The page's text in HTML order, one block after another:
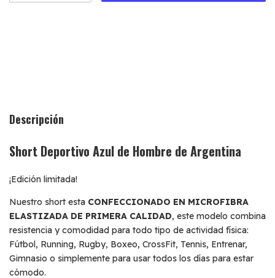
Descripción
Short Deportivo Azul de Hombre de Argentina
¡Edición limitada!
Nuestro short esta CONFECCIONADO EN MICROFIBRA
ELASTIZADA DE PRIMERA CALIDAD, este modelo combina
resistencia y comodidad para todo tipo de actividad física:
Fútbol, Running, Rugby, Boxeo, CrossFit, Tennis, Entrenar,
Gimnasio o simplemente para usar todos los días para estar
cómodo.